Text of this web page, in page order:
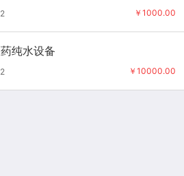
￥1000.00
纯水设备
￥10000.00